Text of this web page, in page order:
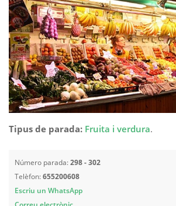
COMPRA ONLINE
CARRET DE LA COMPRA
Tipus de parada: Fruita i verdura.
Número parada:298 - 302
Telèfon:655200608
Escriu un WhatsApp